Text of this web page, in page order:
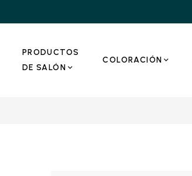
PRODUCTOS
DE SALÓN
COLORACIÓN